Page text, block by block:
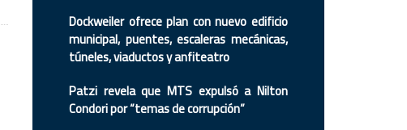
Dockweiler ofrece plan con nuevo edificio
municipal, puentes, escaleras mecánicas,
túneles, viaductos y anfiteatro
Patzi revela que MTS expulsó a Nilton
Condori por “temas de corrupción”